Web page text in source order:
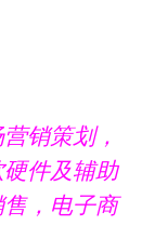
销策划，
件及辅助
，电子商